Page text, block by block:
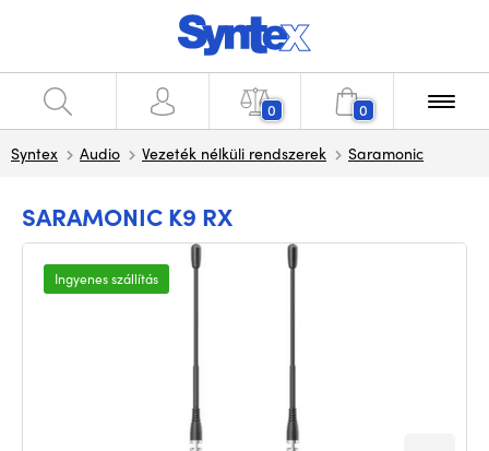
0 0
Syntex Audio Vezeték nélküli rendszerek Saramonic
SARAMONIC K9 RX
Ingyenes szállítás